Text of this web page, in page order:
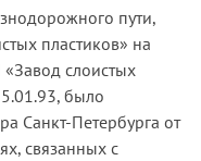
пути,
пластиков» на
слоистых
было
Санкт-Петербурга от
связанных с